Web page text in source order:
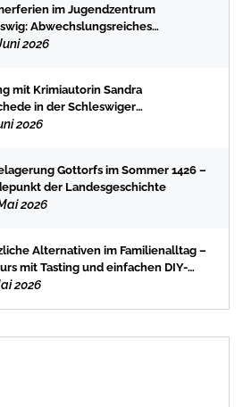
im Jugendzentrum
Abwechslungsreiches
für Kinder und Jugendliche
2026
mit Krimiautorin Sandra
in der Schleswiger
2026
Gottorfs im Sommer 1426 –
der Landesgeschichte
2026
Alternativen im Familienalltag –
mit Tasting und einfachen DIY-
2026